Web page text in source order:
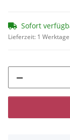
Sofort
Lieferzeit: 1 Werktage